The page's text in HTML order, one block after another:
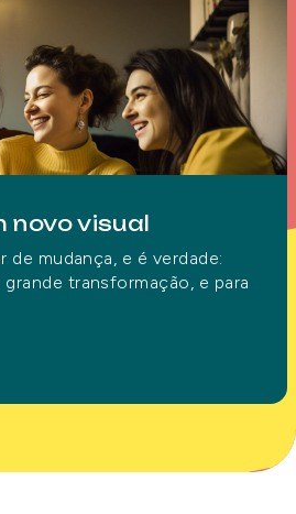
novo visual
mudança, e é verdade:
transformação, e para